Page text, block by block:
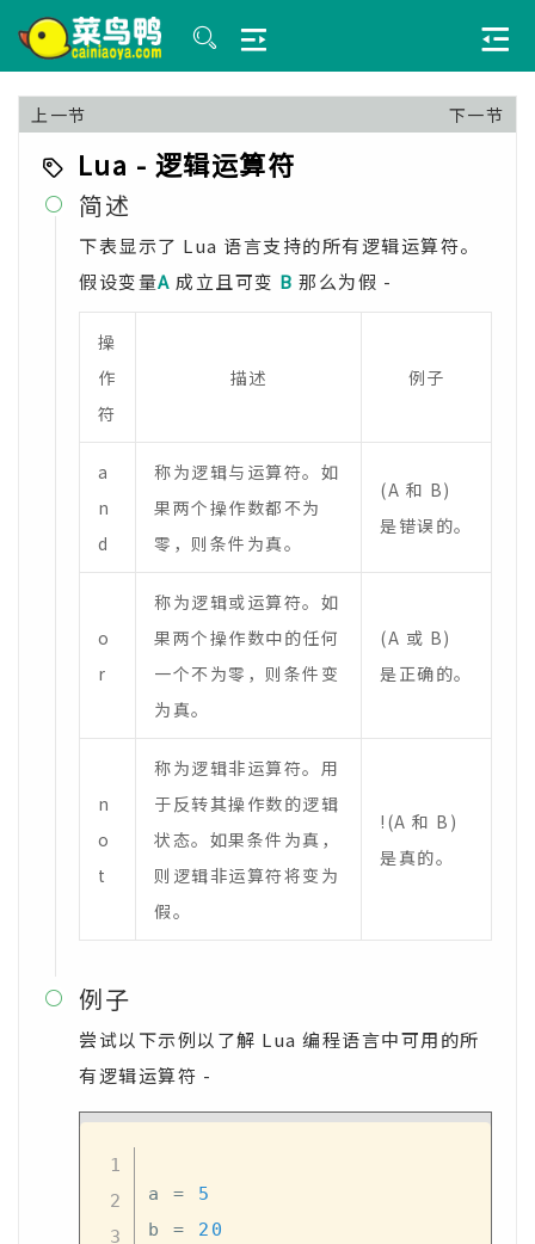
上一节 下一节
Lua - 逻辑运算符
 简述
下表显示了 Lua 语言支持的所有逻辑运算符。
假设变量A 成立且可变 B 那么为假 -
操
作
符
描述 例子
a
n
d
称为逻辑与运算符。如
果两个操作数都不为
零，则条件为真。
(A 和 B)
是错误的。
o
r
称为逻辑或运算符。如
果两个操作数中的任何
一个不为零，则条件变
为真。
(A 或 B)
是正确的。
n
o
t
称为逻辑非运算符。用
于反转其操作数的逻辑
状态。如果条件为真，
则逻辑非运算符将变为
假。
!(A 和 B)
是真的。
 例子
尝试以下示例以了解 Lua 编程语言中可用的所
有逻辑运算符 -
a =
5
b =
20